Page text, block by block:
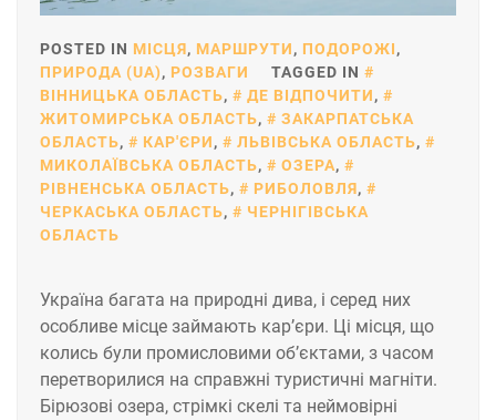
POSTED IN МІСЦЯ, МАРШРУТИ, ПОДОРОЖІ,
ПРИРОДА (UA), РОЗВАГИ
TAGGED IN
ВІННИЦЬКА ОБЛАСТЬ, ДЕ ВІДПОЧИТИ,
ЖИТОМИРСЬКА ОБЛАСТЬ,
ЗАКАРПАТСЬКА
ОБЛАСТЬ, КАР'ЄРИ, ЛЬВІВСЬКА ОБЛАСТЬ,
МИКОЛАЇВСЬКА ОБЛАСТЬ, ОЗЕРА,
РІВНЕНСЬКА ОБЛАСТЬ, РИБОЛОВЛЯ,
ЧЕРКАСЬКА ОБЛАСТЬ,
ЧЕРНІГІВСЬКА
ОБЛАСТЬ
Україна багата на природні дива, і серед них
особливе місце займають кар’єри. Ці місця, що
колись були промисловими об’єктами, з часом
перетворилися на справжні туристичні магніти.
Бірюзові озера, стрімкі скелі та неймовірні